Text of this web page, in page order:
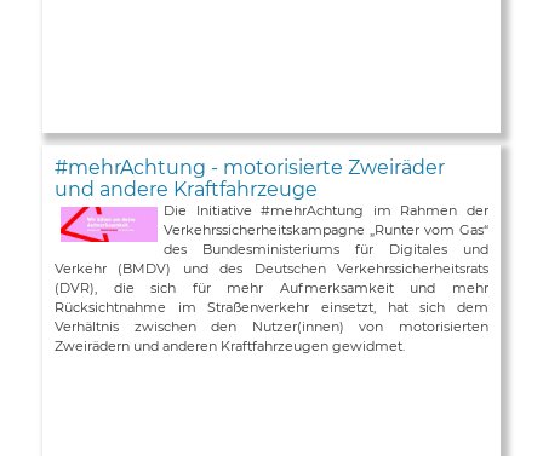
#mehrAchtung - motorisierte Zweiräder
und andere Kraftfahrzeuge
Die Initiative #mehrAchtung im Rahmen der
Verkehrssicherheitskampagne „Runter vom Gas“
des Bundesministeriums für Digitales und
Verkehr (BMDV) und des Deutschen Verkehrssicherheitsrats
(DVR), die sich für mehr Aufmerksamkeit und mehr
Rücksichtnahme im Straßenverkehr einsetzt, hat sich dem
Verhältnis zwischen den Nutzer(innen) von motorisierten
Zweirädern und anderen Kraftfahrzeugen gewidmet.